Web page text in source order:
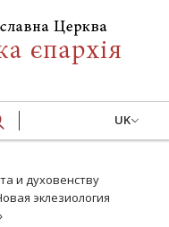
UK
и духовенству
эклезиология